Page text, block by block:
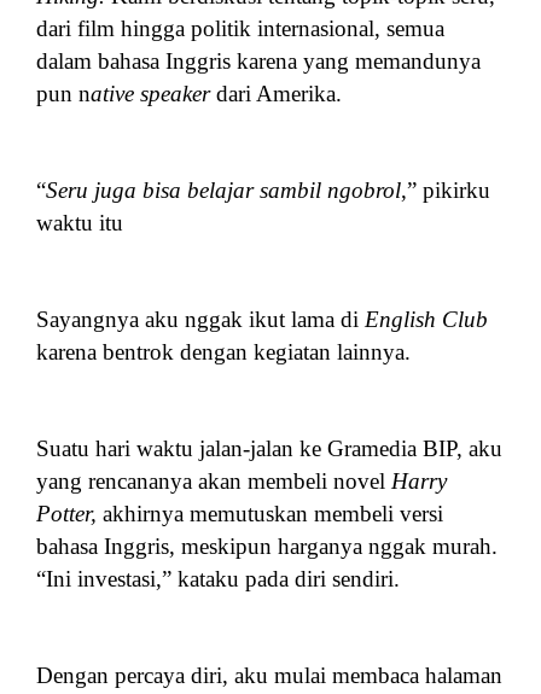
dari film hingga politik internasional, semua
dalam bahasa Inggris karena yang memandunya
pun native speakerdari Amerika.
“Seru juga bisa belajar sambil ngobrol,” pikirku
waktu itu
Sayangnya aku nggak ikut lama di English Club
karena bentrok dengan kegiatan lainnya.
Suatu hari waktu jalan-jalan ke Gramedia BIP, aku
yang rencananya akan membeli novel Harry
Potter, akhirnya memutuskan membeli versi
bahasa Inggris, meskipun harganya nggak murah.
“Ini investasi,” kataku pada diri sendiri.
Dengan percaya diri, aku mulai membaca halaman